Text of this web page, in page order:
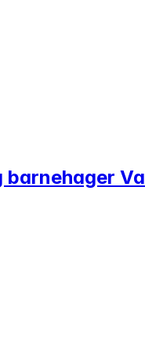
barnehager